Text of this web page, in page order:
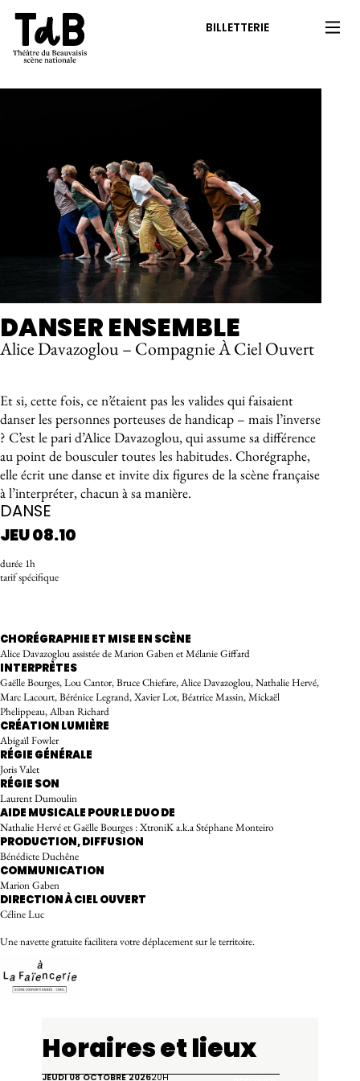
BILLETTERIE
DANSER ENSEMBLE
Alice Davazoglou – Compagnie À Ciel Ouvert
À propos de l'événement
Et si, cette fois, ce n’étaient pas les valides qui faisaient
danser les personnes porteuses de handicap – mais l’inverse
? C’est le pari d’Alice Davazoglou, qui assume sa différence
au point de bousculer toutes les habitudes. Chorégraphe,
elle écrit une danse et invite dix figures de la scène française
à l’interpréter, chacun à sa manière.
DANSE
JEU 08.10
durée 1h
tarif spécifique
CHORÉGRAPHIE ET MISE EN SCÈNE
Alice Davazoglou assistée de Marion Gaben et Mélanie Giffard
INTERPRÈTES
Gaëlle Bourges, Lou Cantor, Bruce Chiefare, Alice Davazoglou, Nathalie Hervé,
Marc Lacourt, Bérénice Legrand, Xavier Lot, Béatrice Massin, Mickaël
Phelippeau, Alban Richard
CRÉATION LUMIÈRE
Abigaïl Fowler
RÉGIE GÉNÉRALE
Joris Valet
RÉGIE SON
Laurent Dumoulin
AIDE MUSICALE POUR LE DUO DE
Nathalie Hervé et Gaëlle Bourges : XtroniK a.k.a Stéphane Monteiro
PRODUCTION, DIFFUSION
Bénédicte Duchêne
COMMUNICATION
Marion Gaben
DIRECTION À CIEL OUVERT
Céline Luc
Une navette gratuite facilitera votre déplacement sur le territoire.
La Faïencerie
Horaires et lieux
JEUDI 08 OCTOBRE 202620H